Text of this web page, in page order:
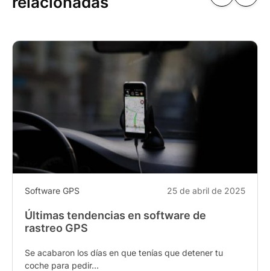
Software GPS 25 de abril de 2025
Últimas tendencias en software de
rastreo GPS
Se acabaron los días en que tenías que detener tu
coche para pedir...